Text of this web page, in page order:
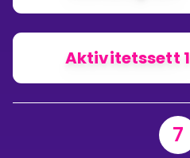
Aktivitetssett 1
7